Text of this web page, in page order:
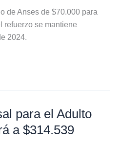
de Anses de $70.000 para
refuerzo se mantiene
2024.
para el Adulto
a $314.539